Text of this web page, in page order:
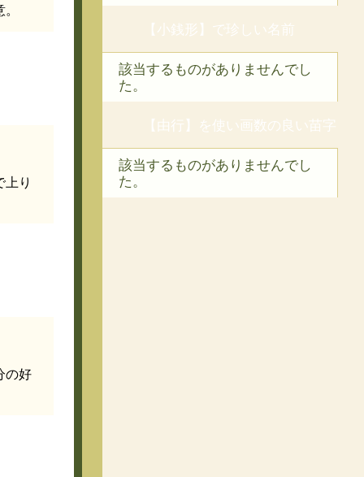
り
の好
【小銭形】で珍しい名前
該当するものがありませんでし
た。
【由行】を使い画数の良い苗字
該当するものがありませんでし
た。